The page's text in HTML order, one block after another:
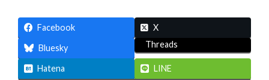
Facebook
X
Bluesky
Threads
Hatena
LINE